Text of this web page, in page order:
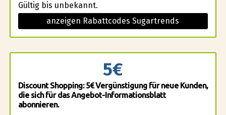
Gültig bis unbekannt.
anzeigen Rabattcodes Sugartrends
5€
Discount Shopping: 5€ Vergünstigung für neue Kunden,
die sich für das Angebot-Informationsblatt
abonnieren.